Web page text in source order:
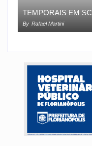
TEMPORAIS EM SC
By Rafael Martini